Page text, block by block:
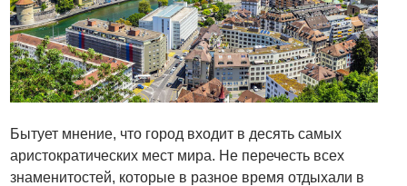
Бытует мнение, что город входит в десять самых
аристократических мест мира. Не перечесть всех
знаменитостей, которые в разное время отдыхали в